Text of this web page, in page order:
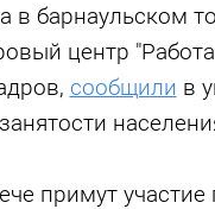
в барнаульском
центр
сообщили в
примут